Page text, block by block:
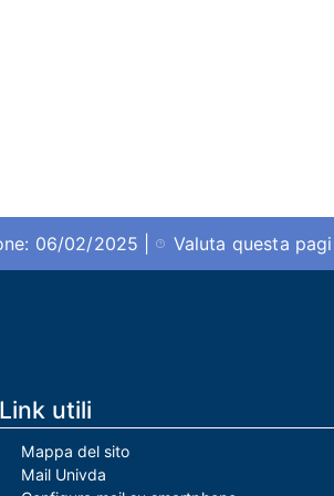
06/02/2025 | Valuta questa
Link utili
Mappa del sito
Mail Univda